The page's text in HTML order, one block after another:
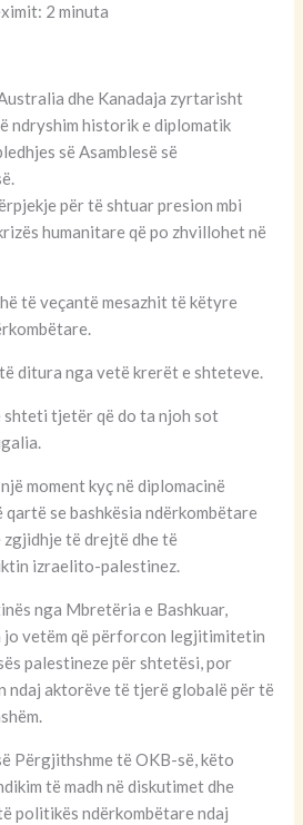
2 minuta
dhe Kanadaja zyrtarisht
ndryshim historik e diplomatik
së Asamblesë së
për të shtuar presion mbi
humanitare që po zhvillohet në
të veçantë mesazhit të këtyre
ditura nga vetë krerët e shteteve.
shteti tjetër që do ta njoh sot
moment kyç në diplomacinë
se bashkësia ndërkombëtare
zgjidhje të drejtë dhe të
izraelito-palestinez.
nga Mbretëria e Bashkuar,
jo vetëm që përforcon legjitimitetin
palestineze për shtetësi, por
aktorëve të tjerë globalë për të
Përgjithshme të OKB-së, këto
të madh në diskutimet dhe
politikës ndërkombëtare ndaj